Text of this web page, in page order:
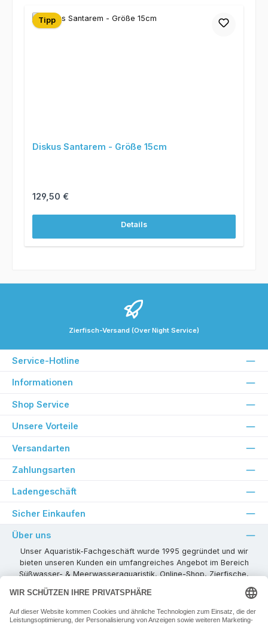
Tipp
Diskus Santarem - Größe 15cm
Regulärer Preis:
129,50 €
Details
Zierfisch-Versand (Over Night Service)
Service-Hotline
Informationen
Shop Service
Unsere Vorteile
Versandarten
Zahlungsarten
Ladengeschäft
Sicher Einkaufen
Über uns
Unser Aquaristik-Fachgeschäft wurde 1995 gegründet und wir
bieten unseren Kunden ein umfangreiches Angebot im Bereich
Süßwasser- & Meerwasseraquaristik, Online-Shop, Zierfische,
Pflanzen, Aquarienkombinationen, Technikzubehör usw. ! Als
kompetenter Aquaristik-Fachhandelspartner stehen wir Ihnen für
alle Ihre Projekte und Einrichtungs- oder Besatzwünsche zur
Verfügung!